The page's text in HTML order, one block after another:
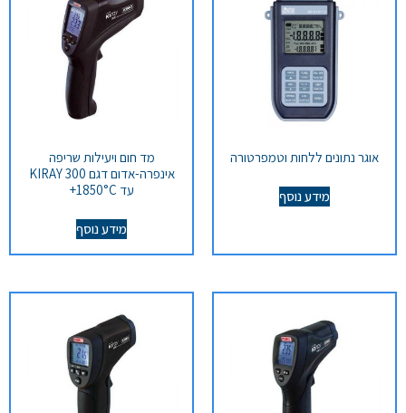
אוגר נתונים ללחות וטמפרטורה
מידע נוסף
מד חום ויעילות שריפה
אינפרה-אדום דגם KIRAY 300
עד 1850°C+
מידע נוסף